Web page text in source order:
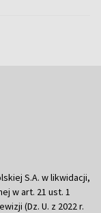
S.A. w likwidacji,
w art. 21 ust. 1
(Dz. U. z 2022 r.